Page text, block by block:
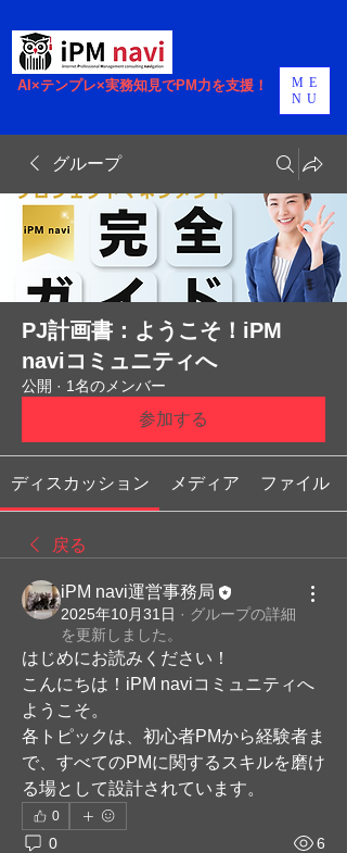
AI×テンプレ×実務知見でPM力を支援！
ME
NU
グループ
PJ計画書：ようこそ！iPM
naviコミュニティへ
公開 · 1名のメンバー
参加する
ディスカッション メディア ファイル
戻る
iPM navi運営事務局
2025年10月31日 · グループの詳細
を更新しました。
はじめにお読みください！
こんにちは！iPM naviコミュニティへ
ようこそ。
各トピックは、初心者PMから経験者ま
で、すべてのPMに関するスキルを磨け
る場として設計されています。
0
0 6